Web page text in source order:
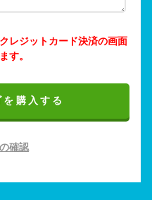
レジットカード決済の画面
す。
を購入する
確認